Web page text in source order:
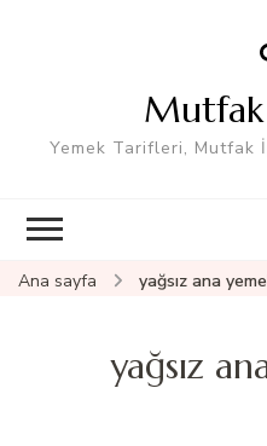
Mutfak
Yemek Tarifleri, Mutfak
Ana sayfa yağsız ana
yağsız